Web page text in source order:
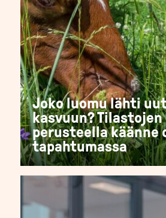
Joko luomu lähti
kasvuun? Tilastojen
perusteella käänne
tapahtumassa